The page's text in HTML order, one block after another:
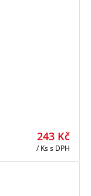
243 Kč
/ Kss DPH